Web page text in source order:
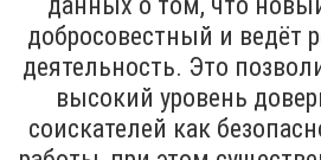
добросовестный и ведёт
деятельность. Это
высокий уровень
соискателей как